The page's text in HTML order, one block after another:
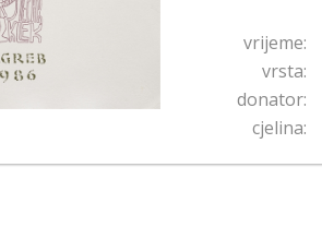
vrijeme:
vrsta:
donator:
cjelina: